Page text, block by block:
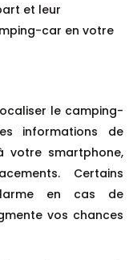
et leur
car en votre
le camping-
informations de
votre smartphone,
Certains
en cas de
vos chances